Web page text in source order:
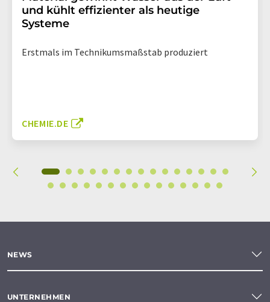
und kühlt effizienter als heutige
Systeme
Erstmals im Technikumsmaßstab produziert
CHEMIE.DE
NEWS
UNTERNEHMEN